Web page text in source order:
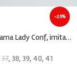
-25%
Adidasi dama Lady Conf, imitatie de piele, bej
37, 38, 39, 40, 41